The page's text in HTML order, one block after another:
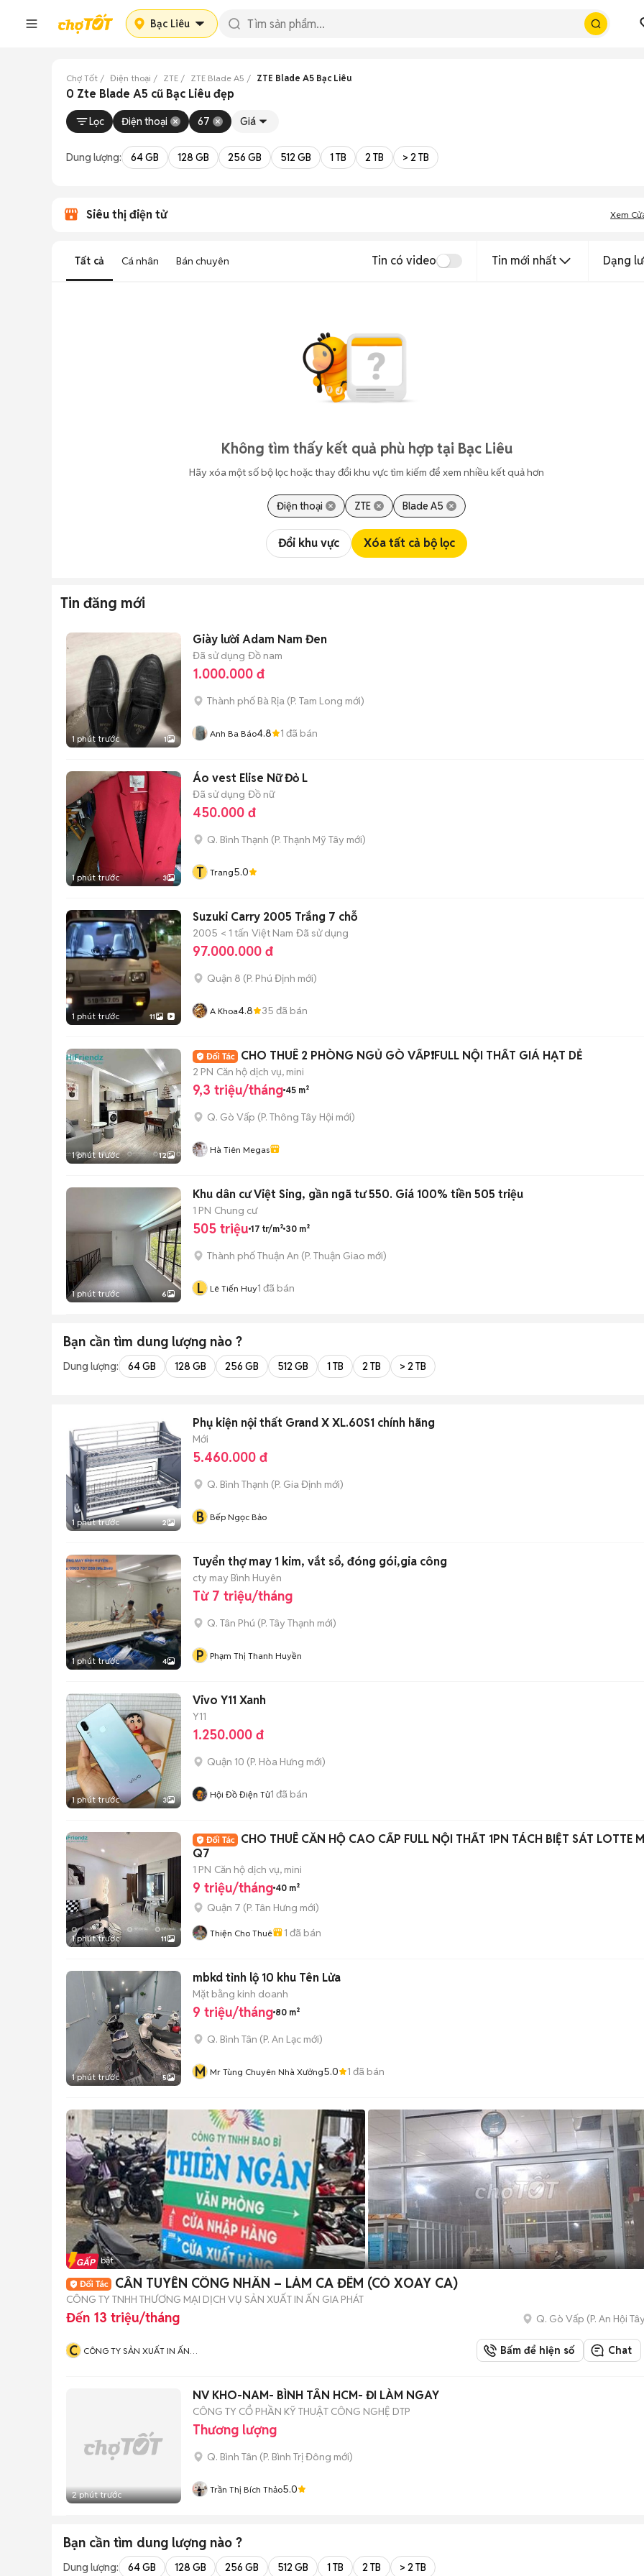
Bạc Liêu
Chợ Tốt Điện thoại ZTE ZTE Blade A5 ZTE Blade A5 Bạc Liêu
0 Zte Blade A5 cũ Bạc Liêu đẹp
Lọc Điện thoại 67 Giá
Dung lượng: 64 GB 128 GB 256 GB 512 GB 1 TB 2 TB > 2 TB
Siêu thị điện tử Xem
Tất cả Cá nhân Bán chuyên Tin có video Tin mới nhất Dạng
Không tìm thấy kết quả phù hợp tại Bạc Liêu
Hãy xóa một số bộ lọc hoặc thay đổi khu vực tìm kiếm để xem nhiều kết quả hơn
Điện thoại ZTE Blade A5
Đổi khu vực Xóa tất cả bộ lọc
Tin đăng mới
1 phút trước 1
Giày lười Adam Nam Đen
Đã sử dụng Đồ nam
1.000.000 đ
Thành phố Bà Rịa (P. Tam Long mới)
Anh Ba Báo4.8 1 đã bán
1 phút trước 3
Áo vest Elise Nữ Đỏ L
Đã sử dụng Đồ nữ
450.000 đ
Q. Bình Thạnh (P. Thạnh Mỹ Tây mới)
T Trang5.0
1 phút trước 11
Suzuki Carry 2005 Trắng 7 chỗ
2005 < 1 tấn Việt Nam Đã sử dụng
97.000.000 đ
Quận 8 (P. Phú Định mới)
A Khoa4.8 35 đã bán
1 phút trước 12
CHO THUÊ 2 PHÒNG NGỦ GÒ VẤP❗️FULL NỘI THẤT GIÁ HẠT DẺ
2 PN Căn hộ dịch vụ, mini
9,3 triệu/tháng 45 m²
Q. Gò Vấp (P. Thông Tây Hội mới)
Hà Tiên Megas
1 phút trước 6
Khu dân cư Việt Sing, gần ngã tư 550. Giá 100% tiền 505 triệu
1 PN Chung cư
505 triệu 17 tr/m² 30 m²
Thành phố Thuận An (P. Thuận Giao mới)
L Lê Tiến Huy1 đã bán
Bạn cần tìm dung lượng nào ?
Dung lượng: 64 GB 128 GB 256 GB 512 GB 1 TB 2 TB > 2 TB
1 phút trước 2
Phụ kiện nội thất Grand X XL.60S1 chính hãng
Mới
5.460.000 đ
Q. Bình Thạnh (P. Gia Định mới)
B Bếp Ngọc Bảo
1 phút trước 4
Tuyển thợ may 1 kim, vắt sổ, đóng gói,gia công
cty may Bình Huyên
Từ 7 triệu/tháng
Q. Tân Phú (P. Tây Thạnh mới)
P Phạm Thị Thanh Huyền
1 phút trước 3
Vivo Y11 Xanh
Y11
1.250.000 đ
Quận 10 (P. Hòa Hưng mới)
Hội Đồ Điện Tử1 đã bán
1 phút trước 11
CHO THUÊ CĂN HỘ CAO CẤP FULL NỘI THẤT 1PN TÁCH BIỆT SÁT LOTTE
Q7
1 PN Căn hộ dịch vụ, mini
9 triệu/tháng 40 m²
Quận 7 (P. Tân Hưng mới)
Thiện Cho Thuê 1 đã bán
1 phút trước 5
mbkd tỉnh lộ 10 khu Tên Lửa
Mặt bằng kinh doanh
9 triệu/tháng 80 m²
Q. Bình Tân (P. An Lạc mới)
M Mr Tùng Chuyên Nhà Xưởng5.0 1 đã bán
Tin nổi bật
CẦN TUYỂN CÔNG NHÂN – LÀM CA ĐÊM (CÓ XOAY CA)
CÔNG TY TNHH THƯƠNG MẠI DỊCH VỤ SẢN XUẤT IN ẤN GIA PHÁT
Đến 13 triệu/tháng Q. Gò Vấp (P. An Hội
C CÔNG TY SẢN XUẤT IN ẤN
Bấm để hiện số Chat
2 phút trước
NV KHO-NAM- BÌNH TÂN HCM- ĐI LÀM NGAY
CÔNG TY CỔ PHẦN KỸ THUẬT CÔNG NGHỆ DTP
Thương lượng
Q. Bình Tân (P. Bình Trị Đông mới)
Trần Thị Bích Thảo5.0
Bạn cần tìm dung lượng nào ?
Dung lượng: 64 GB 128 GB 256 GB 512 GB 1 TB 2 TB > 2 TB